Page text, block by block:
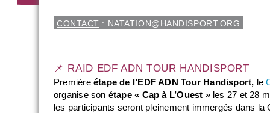
CONTACT : NATATION@HANDISPORT.ORG
📌 RAID EDF ADN TOUR HANDISPORT
Première étape de l’EDF ADN Tour Handisport, le
organise son étape « Cap à L’Ouest »les 27 et 28
les participants seront pleinement immergés dans